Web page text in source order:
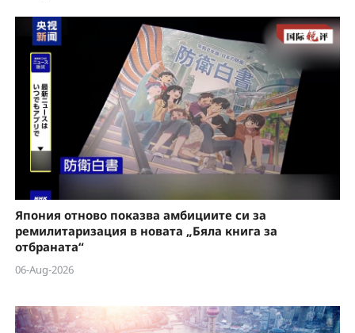
Япония отново показва амбициите си за
ремилитаризация в новата „Бяла книга за
отбраната“
06-Aug-2026